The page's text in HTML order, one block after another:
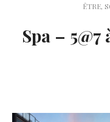
ÊTRE,
Spa –